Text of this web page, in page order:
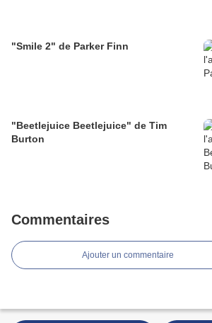
"Smile 2" de Parker Finn
"Beetlejuice Beetlejuice" de Tim
Burton
Commentaires
Ajouter un commentaire